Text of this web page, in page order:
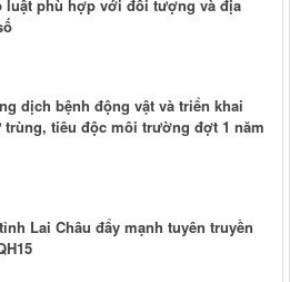
luật phù hợp với đối tượng và địa
dịch bệnh động vật và triển khai
tiêu độc môi trường đợt 1 năm
Lai Châu đẩy mạnh tuyên truyền